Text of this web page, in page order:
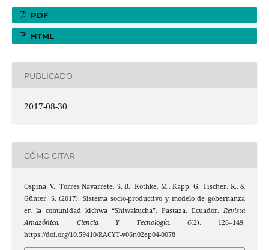
PDF
HTML
PUBLICADO
2017-08-30
CÓMO CITAR
Ospina, V., Torres Navarrete, S. B., Köthke, M., Kapp, G., Fischer, R., &
Günter, S. (2017). Sistema socio-productivo y modelo de gobernanza
en la comunidad kichwa “Shiwakucha”, Pastaza, Ecuador.Revista
Amazónica. Ciencia Y Tecnología,6(2), 126–149.
https://doi.org/10.59410/RACYT-v06n02ep04-0078